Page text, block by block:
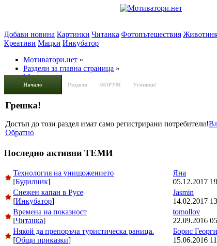
Начало Раздели ФОРУМ Усмивки!
Добави новина Картинки Читанка Фотопътешествия
Креативи Мацки Инкубатор
Мотиватори.нет »
Раздели за главна страница »
Мацки
Грешка!
Достъп до този раздел имат само регистрирани потребители!
Обратно
Последно активни ТЕМИ
Технология на унищожението
[Будилник]
Яна
05.12.2017
Снежен капан в Русе
[Инкубатор]
Jasmin
14.02.2017
Времена на показност
[Читанка]
tomollov
22.09.2016
Някой да препоръча туристическа раница.
[Общи приказки]
Борис
15.06.2016